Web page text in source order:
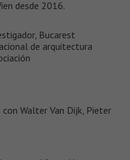
desde 2016.
Bucarest
de arquitectura
Walter Van Dijk, Pieter